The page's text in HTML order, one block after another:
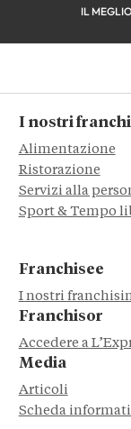
IL
I nostri
Alimentazione
Ristorazione
Servizi alla
Sport & Tempo
Franchisee
I nostri
Franchisor
Accedere a
Media
Articoli
Scheda